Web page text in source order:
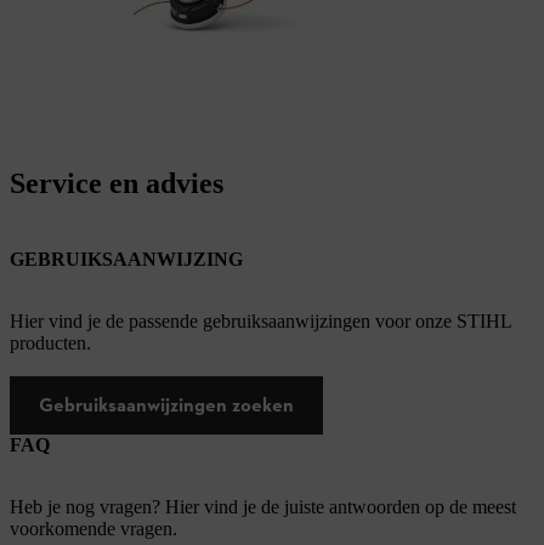
Service en advies
GEBRUIKSAANWIJZING
Hier vind je de passende gebruiksaanwijzingen voor onze STIHL
producten.
Gebruiksaanwijzingen zoeken
FAQ
Heb je nog vragen? Hier vind je de juiste antwoorden op de meest
voorkomende vragen.